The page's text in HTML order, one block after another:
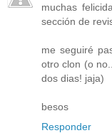
muchas
sección de
me seguiré
otro clon (o
dos dias! jaja)
besos
Responder